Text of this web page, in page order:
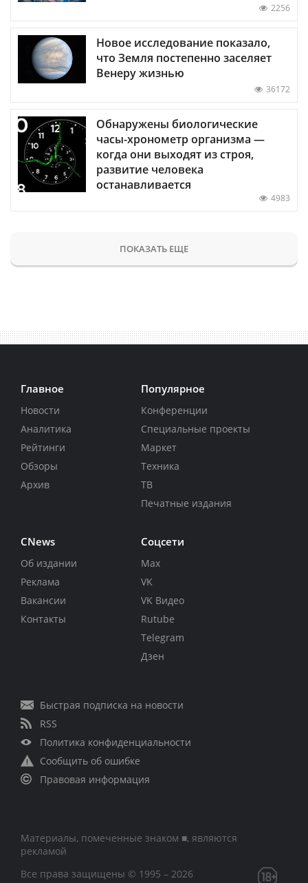
2256
Новое исследование показало,
что Земля постепенно заселяет
Венеру жизнью
36172
Обнаружены биологические
часы-хронометр организма —
когда они выходят из строя,
развитие человека
останавливается
4983
ПОКАЗАТЬ ЕЩЕ
Главное
Новости
Аналитика
Рейтинги
Обзоры
Архив
Популярное
Конференции
Специальные проекты
Маркет
Техника
ТВ
Печатные издания
CNews
Об издании
Реклама
Вакансии
Контакты
Соцсети
Max
VK
VK Видео
Rutube
Telegram
Дзен
Быстрая подписка на новости
RSS
Политика конфиденциальности
Сообщить об ошибке
Правовая информация
Материалы, помеченные знаком ■, являются
рекламой
Все права защищены © 1995 – 2026